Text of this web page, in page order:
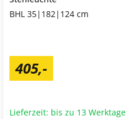
BHL 35|182|124 cm
405,-
Lieferzeit: bis zu 13 Werktage